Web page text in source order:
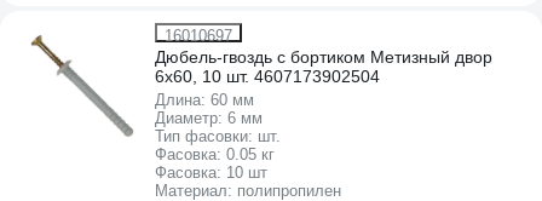
16010697
Дюбель-гвоздь с бортиком Метизный двор
6x60, 10 шт. 4607173902504
Длина: 60 мм
Диаметр: 6 мм
Тип фасовки: шт.
Фасовка: 0.05 кг
Фасовка: 10 шт
Материал: полипропилен